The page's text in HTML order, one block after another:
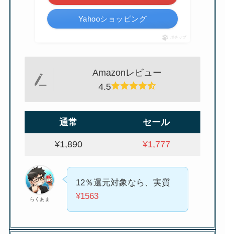
Yahooショッピング
ポチップ
Amazonレビュー
4.5
通常 セール
¥1,890 ¥1,777
らくあま
12％還元対象なら、実質
¥1563